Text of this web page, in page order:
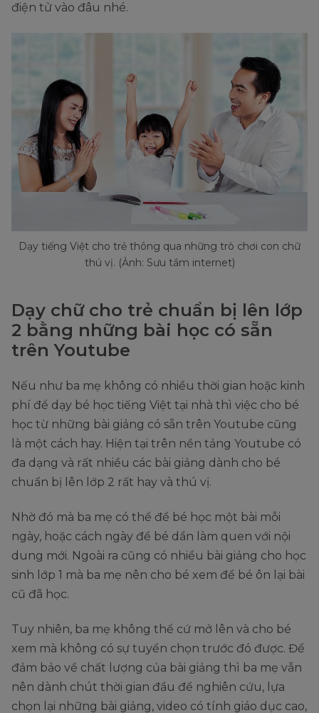
điện tử vào đâu nhé.
Dạy tiếng Việt cho trẻ thông qua những trò chơi con chữ
thú vị. (Ảnh: Sưu tầm internet)
Dạy chữ cho trẻ chuẩn bị lên lớp
2 bằng những bài học có sẵn
trên Youtube
Nếu như ba mẹ không có nhiều thời gian hoặc kinh
phí để dạy bé học tiếng Việt tại nhà thì việc cho bé
học từ những bài giảng có sẵn trên Youtube cũng
là một cách hay. Hiện tại trên nền tảng Youtube có
đa dạng và rất nhiều các bài giảng dành cho bé
chuẩn bị lên lớp 2 rất hay và thú vị.
Nhờ đó mà ba mẹ có thể để bé học một bài mỗi
ngày, hoặc cách ngày để bé dần làm quen với nội
dung mới. Ngoài ra cũng có nhiều bài giảng cho học
sinh lớp 1 mà ba mẹ nên cho bé xem để bé ôn lại bài
cũ đã học.
Tuy nhiên, ba mẹ không thể cứ mở lên và cho bé
xem mà không có sự tuyển chọn trước đó được. Để
đảm bảo về chất lượng của bài giảng thì ba mẹ vẫn
nên dành chút thời gian đầu để nghiên cứu, lựa
chọn lại những bài giảng, video có tính giáo dục cao,